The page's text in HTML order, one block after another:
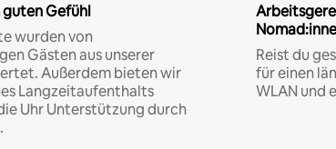
Gefühl
wurden von
Gästen aus unserer
Außerdem bieten wir
Langzeitaufenthalts
Uhr Unterstützung durch
Reist du
für einen
WLAN und